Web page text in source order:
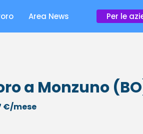
Area News Per le
a Monzuno
€/mese